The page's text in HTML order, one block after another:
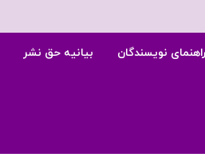
نویسندگان بیانیه حق نشر